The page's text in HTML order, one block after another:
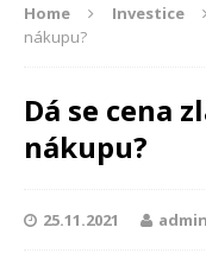
Home Investice
nákupu?
Dá se cena
nákupu?
25.11.2021 admin